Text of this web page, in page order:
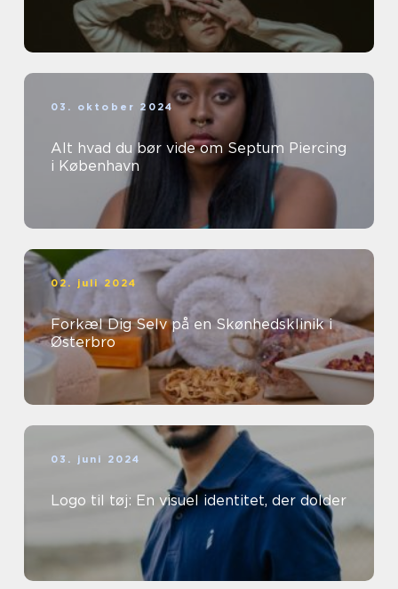
03. oktober 2024
Alt hvad du bør vide om Septum Piercing
i København
02. juli 2024
Forkæl Dig Selv på en Skønhedsklinik i
Østerbro
03. juni 2024
Logo til tøj: En visuel identitet, der dolder